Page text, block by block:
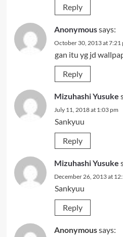
Reply
Anonymoussays:
October 30, 2013 at 7:21
gan itu yg jd
Reply
Mizuhashi Yusuke
July 11, 2018 at 1:03 pm
Sankyuu
Reply
Mizuhashi Yusuke
December 26, 2013 at
Sankyuu
Reply
Anonymoussays: